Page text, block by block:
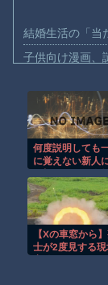
結婚生活の「当
子供向け漫画、
【動画】両方
【動画】地震
【動画】野菜
【朗報】大人
まだ墓石がある
【動画】新型
何度説明しても
に覚えない新人
たばっかりの事を
連続で質問して
とかマジでどう
頭の構造してん
【Xの車窓から
士が2度見する